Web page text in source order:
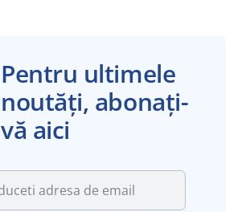
Pentru ultimele
noutăți, abonați-
vă aici